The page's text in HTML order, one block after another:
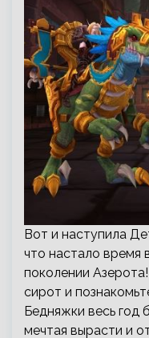
Вот и наступила
что настало
поколении
сирот и
Бедняжки весь год
мечтая вырасти и